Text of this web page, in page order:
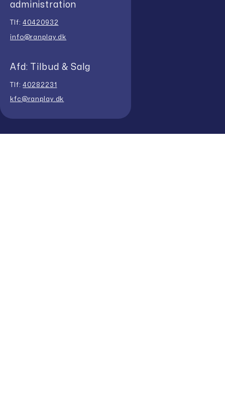
administration
Tlf:40420932
info@ranplay.dk
Afd: Tilbud & Salg
Tlf:40282231
kfc@ranplay.dk